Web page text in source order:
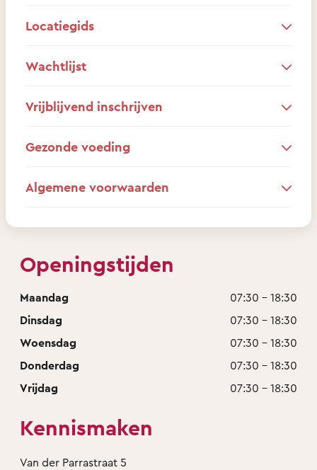
Locatiegids
Wachtlijst
Vrijblijvend inschrijven
Gezonde voeding
Algemene voorwaarden
Openingstijden
Maandag
07:30 - 18:30
Dinsdag
07:30 - 18:30
Woensdag
07:30 - 18:30
Donderdag
07:30 - 18:30
Vrijdag
07:30 - 18:30
Kennismaken
Van der Parrastraat 5